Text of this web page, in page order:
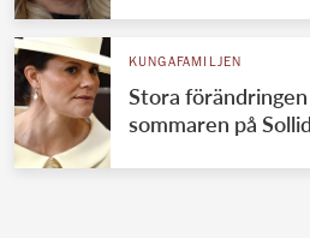
KUNGAFAMILJEN
Stora
sommaren på